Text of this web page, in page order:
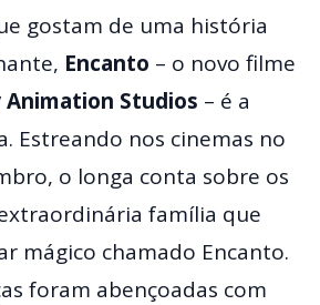
gostam de uma história
Encanto – o novo filme
Animation Studios – é a
Estreando nos cinemas no
o longa conta sobre os
família que
mágico chamado Encanto.
foram abençoadas com